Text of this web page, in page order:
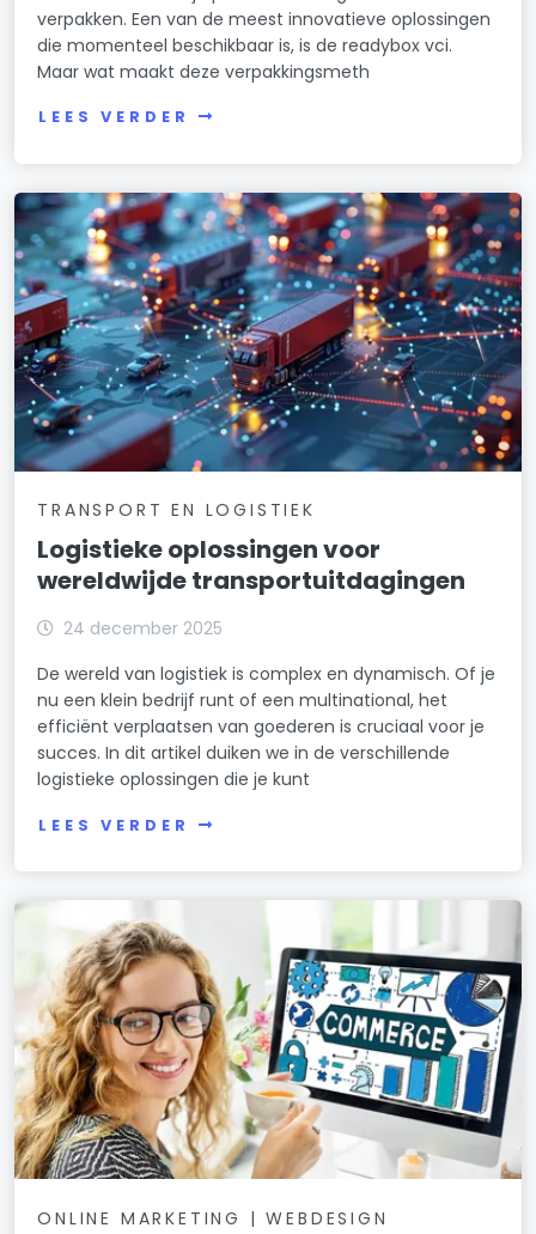
verpakken. Een van de meest innovatieve oplossingen
die momenteel beschikbaar is, is de readybox vci.
Maar wat maakt deze verpakkingsmeth
LEES VERDER
TRANSPORT EN LOGISTIEK
Logistieke oplossingen voor
wereldwijde transportuitdagingen
24 december 2025
De wereld van logistiek is complex en dynamisch. Of je
nu een klein bedrijf runt of een multinational, het
efficiënt verplaatsen van goederen is cruciaal voor je
succes. In dit artikel duiken we in de verschillende
logistieke oplossingen die je kunt
LEES VERDER
ONLINE MARKETING | WEBDESIGN